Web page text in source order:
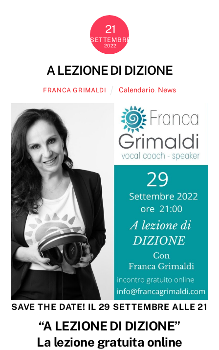
21
SETTEMBRE
2022
A LEZIONE DI DIZIONE
FRANCA GRIMALDI Calendario News
SAVE THE DATE! IL 29 SETTEMBRE ALLE 21
“A LEZIONE DI DIZIONE”
La lezione gratuita online